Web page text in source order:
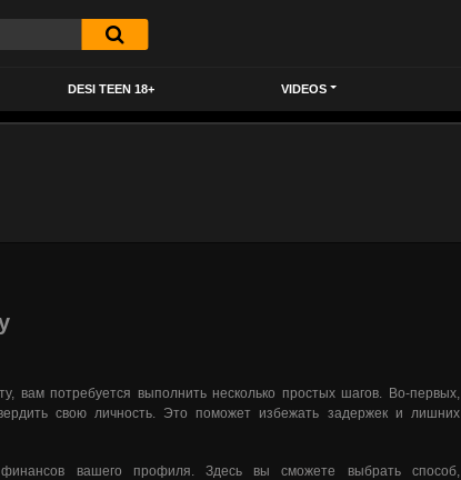
DESI TEEN 18+ VIDEOS
вам потребуется выполнить несколько простых шагов. Во-первых,
свою личность. Это поможет избежать задержек и лишних
вашего профиля. Здесь вы сможете выбрать способ,